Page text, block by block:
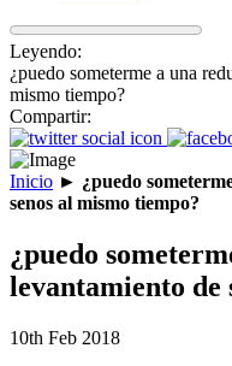
Leyendo:
¿puedo someterme a una
mismo tiempo?
Compartir:
Inicio ► ¿puedo
senos al mismo tiempo?
¿puedo
levantamiento de
10th Feb 2018